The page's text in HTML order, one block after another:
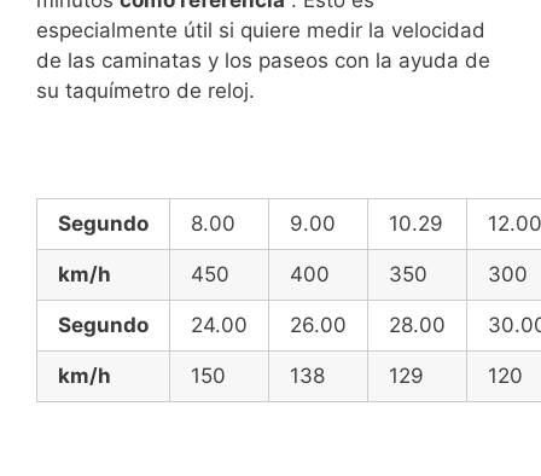
especialmente útil si quiere medir la velocidad
de las caminatas y los paseos con la ayuda de
su taquímetro de reloj.
Segundo 8.00 9.00 10.29 12.00
km/h 450 400 350 300
Segundo 24.00 26.00 28.00
km/h 150 138 129 120